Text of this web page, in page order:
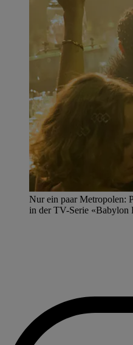
Nur ein paar Metropolen:
in der TV-Serie «Babylon